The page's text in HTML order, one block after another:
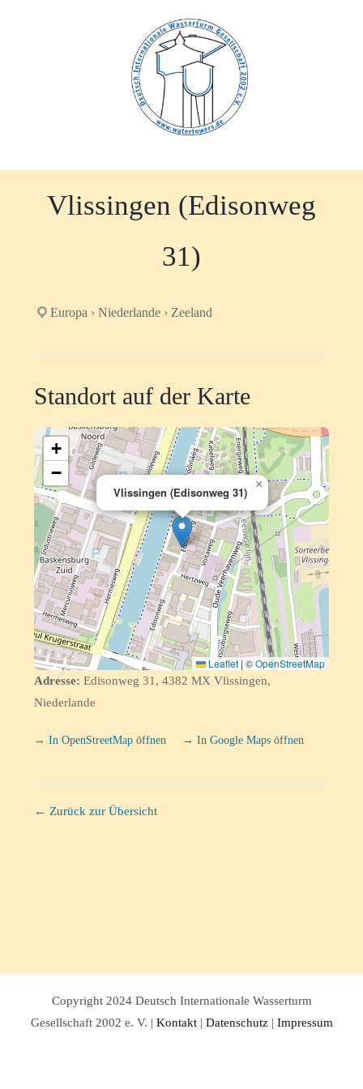
Vlissingen (Edisonweg
31)
Europa › Niederlande › Zeeland
Standort auf der Karte
Vlissingen (Edisonweg 31)
×
+
−
Leaflet | ©OpenStreetMap
Adresse: Edisonweg 31, 4382 MX Vlissingen,
Niederlande
→ In OpenStreetMap öffnen → In Google Maps öffnen
← Zurück zur Übersicht
Copyright 2024 Deutsch Internationale Wasserturm
Gesellschaft 2002 e. V. | Kontakt| Datenschutz| Impressum